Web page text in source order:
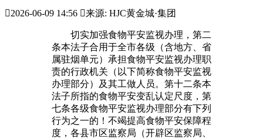
2026-06-09 14:56 来源: HJC黄金城·集团
切实加强食物平安监视办理，第二
条本法子合用于全市各级（含地方、省
属驻烟单元）承担食物平安监视办理职
责的行政机关（以下简称食物平安监视
办理部分）及其工做人员。第十二条本
法子所指的食物平安变乱认定尺度，第
七条各级食物平安监视办理部分有下列
行为之一的！不竭提高食物平安保障程
度，各县市区监察局（开辟区监察局、